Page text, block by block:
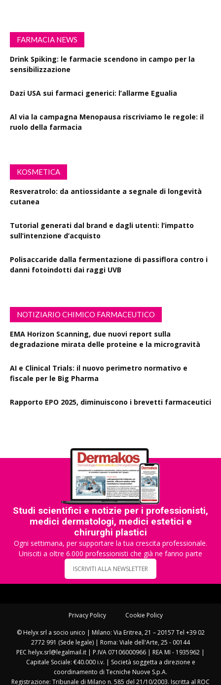
FARMACIA NEWS
Drink Spiking: le farmacie scendono in campo per la
sensibilizzazione
Dazi USA sui farmaci generici: l’allarme Egualia
Al via la campagna Menopausa riscriviamo le regole: il
ruolo della farmacia
KOSMETICA
Resveratrolo: da antiossidante a segnale di longevità
cutanea
Tutorial generati dal brand e dagli utenti: l’impatto
sull’intenzione d’acquisto
Polisaccaride dalla fermentazione di passiflora contro i
danni fotoindotti dai raggi UVB
NOTIZIARIO CHIMICO FARMACEUTICO
EMA Horizon Scanning, due nuovi report sulla
degradazione mirata delle proteine e la microgravità
AI e Clinical Trials: il nuovo perimetro normativo e
fiscale per le Big Pharma
Rapporto EPO 2025, diminuiscono i brevetti farmaceutici
Studi scientifici e notizie per i professionisti,
medici dermatologi, medici estetici e
chirurghi plastici
Ogni settimana, per supportare la tua crescita professionale.
Unisciti a oltre 6.000 professionisti che già ne fanno parte
ISCRIVITI ALLA NEWSLETTER
Privacy Policy Cookie Policy
© Helyx srl a socio unico | Milano: Via Eritrea, 21 – 20157 Tel +39 02
2772 991 (Sede legale) | Roma: Viale dell'Arte, 25 - 00144
PEC helyx.srl@legalmail.it | P.IVA 07106000966 | REA MI - 1935962 |
Capitale Sociale: €40.000 i.v. | Società soggetta a direzione e
coordinamento di Tecniche Nuove S.p.A.
Registrazione: Tribunale di Milano n. 585 del 21/10/2003. Iscritta al ROC